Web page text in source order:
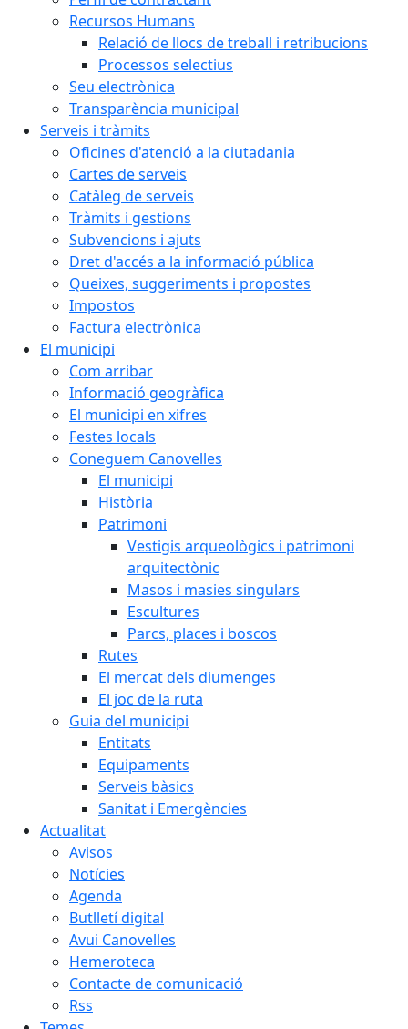
Recursos Humans
Relació de llocs de treball i retribucions
Processos selectius
Seu electrònica
Transparència municipal
Serveis i tràmits
Oficines d'atenció a la ciutadania
Cartes de serveis
Catàleg de serveis
Tràmits i gestions
Subvencions i ajuts
Dret d'accés a la informació pública
Queixes, suggeriments i propostes
Impostos
Factura electrònica
El municipi
Com arribar
Informació geogràfica
El municipi en xifres
Festes locals
Coneguem Canovelles
El municipi
Història
Patrimoni
Vestigis arqueològics i patrimoni
arquitectònic
Masos i masies singulars
Escultures
Parcs, places i boscos
Rutes
El mercat dels diumenges
El joc de la ruta
Guia del municipi
Entitats
Equipaments
Serveis bàsics
Sanitat i Emergències
Actualitat
Avisos
Notícies
Agenda
Butlletí digital
Avui Canovelles
Hemeroteca
Contacte de comunicació
Rss